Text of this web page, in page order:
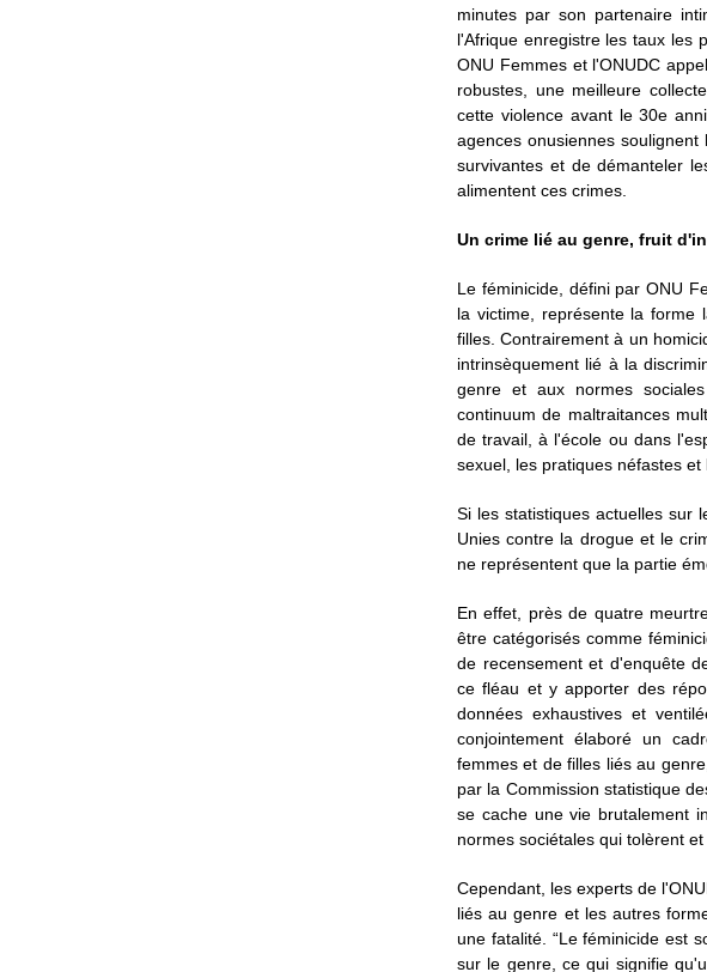
minutes par son partenaire
l'Afrique enregistre les taux les
ONU Femmes et l'ONUDC
robustes, une meilleure
cette violence avant le 30e
agences onusiennes
survivantes et de démanteler
alimentent ces crimes.
Un crime lié au genre, fruit
Le féminicide, défini par ONU
la victime, représente la
filles. Contrairement à un
intrinsèquement lié à la
genre et aux normes
continuum de maltraitances
de travail, à l'école ou dans
sexuel, les pratiques néfastes et
Si les statistiques actuelles sur
Unies contre la drogue et le
ne représentent que la partie
En effet, près de quatre
être catégorisés comme
de recensement et d'enquête
ce fléau et y apporter des
données exhaustives et
conjointement élaboré un
femmes et de filles liés au
par la Commission statistique
se cache une vie brutalement
normes sociétales qui tolèrent
Cependant, les experts de
liés au genre et les autres
une fatalité. “Le féminicide est
sur le genre, ce qui signifie